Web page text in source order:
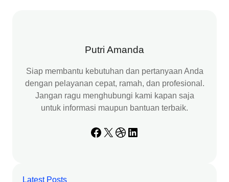
Putri Amanda
Siap membantu kebutuhan dan pertanyaan Anda
dengan pelayanan cepat, ramah, dan profesional.
Jangan ragu menghubungi kami kapan saja
untuk informasi maupun bantuan terbaik.
Facebook X Dribbble LinkedIn
Latest Posts